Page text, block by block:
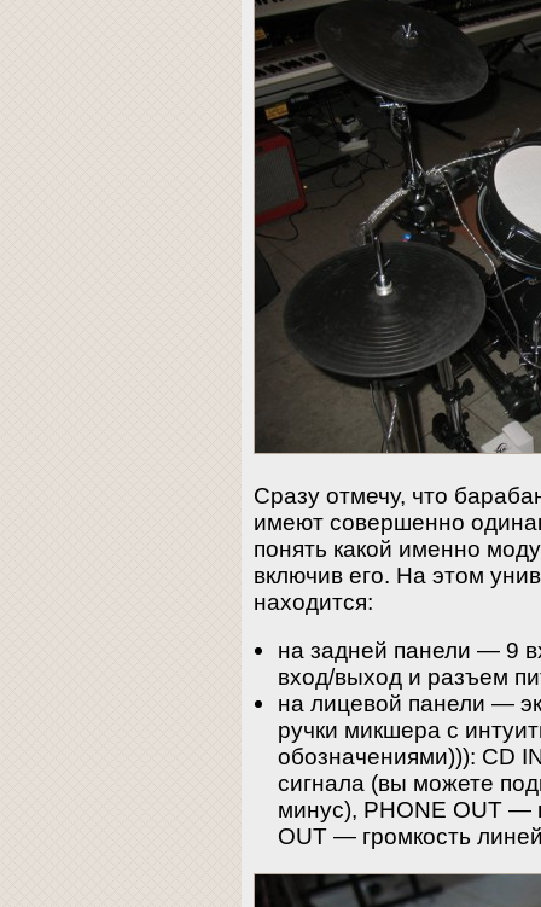
Сразу отмечу, что
имеют совершенно
понять какой именно
включив его. На этом
находится:
на задней панели — 9
вход/выход и разъем
на лицевой панели —
ручки микшера с
обозначениями))): CD
сигнала (вы можете
минус), PHONE OUT —
OUT — громкость